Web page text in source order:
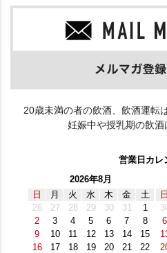
20歳未満の者の飲酒、飲酒運転
妊娠中や授乳期の飲酒
営業日カレ
2026年8月
日
月 火 水 木 金
土
26
27 28 29 30 31
1
2
3 4 5 6 7
8
9
10 11 12 13 14
15
16
17 18 19 20 21
22
日
6